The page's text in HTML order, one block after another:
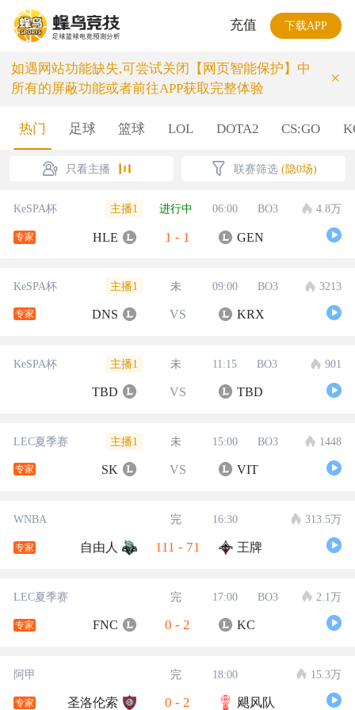
充值 下载APP
如遇网站功能缺失,可尝试关闭【网页智能保护】中
所有的屏蔽功能或者前往APP获取完整体验
×
热门 足球 篮球 LOL DOTA2 CS:GO
只看主播 联赛筛选 (隐0场)
KeSPA杯 主播1 进行中 06:00 BO3 4.8万
专家 HLE 1 - 1 GEN
KeSPA杯 主播1 未 09:00 BO3 3213
专家 DNS VS KRX
KeSPA杯 主播1 未 11:15 BO3 901
TBD VS TBD
LEC夏季赛 主播1 未 15:00 BO3 1448
专家 SK VS VIT
WNBA 完 16:30 313.5万
专家 自由人 111 - 71 王牌
LEC夏季赛 完 17:00 BO3 2.1万
专家 FNC 0 - 2 KC
阿甲 完 18:00 15.3万
专家 圣洛伦索 0 - 2 飓风队